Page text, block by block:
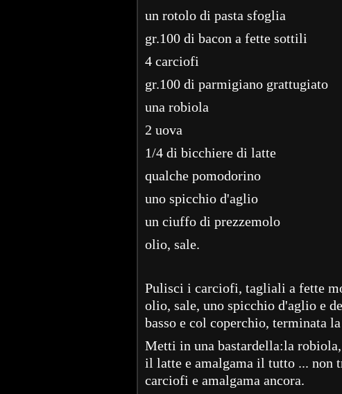
un rotolo di pasta sfoglia
gr.100 di bacon a fette sottili
4 carciofi
gr.100 di parmigiano grattugiato
una robiola
2 uova
1/4 di bicchiere di latte
qualche pomodorino
uno spicchio d'aglio
un ciuffo di prezzemolo
olio, sale.
Pulisci i carciofi, tagliali a fette
olio, sale, uno spicchio d'aglio e
basso e col coperchio, terminata
Metti in una bastardella:la
il latte e amalgama il tutto ... non
carciofi e amalgama ancora.